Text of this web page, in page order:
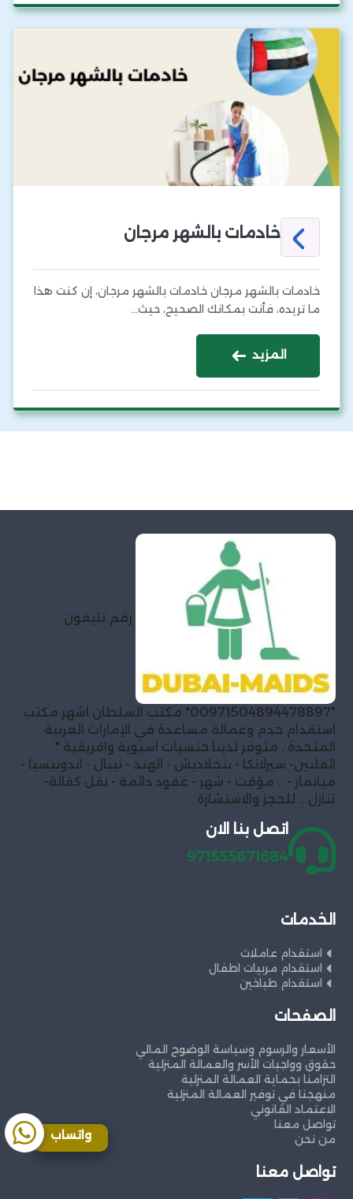
خادمات بالشهر مرجان
خادمات بالشهر مرجان خادمات بالشهر مرجان، إن كنت هذا
ما تريده، فأنت بمكانك الصحيح، حيث…
المزيد
رقم تليفون
"00971504894478897" مكتب السلطان اشهر مكتب
استقدام خدم وعمالة مساعدة في الإمارات العربية
المتحدة , متوفر لدينا جنسيات اسيوية وافريقية "
الفلبين- سيرلانكا - بنجلاديش - الهند - نيبال - اندونيسيا -
ميانمار - .. مؤقت - شهر - عقود دائمة - نقل كفالة-
تنازل .. للحجز والاستشارة .
اتصل بنا الان
971555671684
الخدمات
استقدام عاملات
استقدام مربيات اطفال
استقدام طباخين
الصفحات
الأسعار والرسوم وسياسة الوضوح المالي
حقوق وواجبات الأسر والعمالة المنزلية
التزامنا بحماية العمالة المنزلية
منهجنا في توفير العمالة المنزلية
الاعتماد القانوني
تواصل معنا
من نحن
تواصل معنا
واتساب